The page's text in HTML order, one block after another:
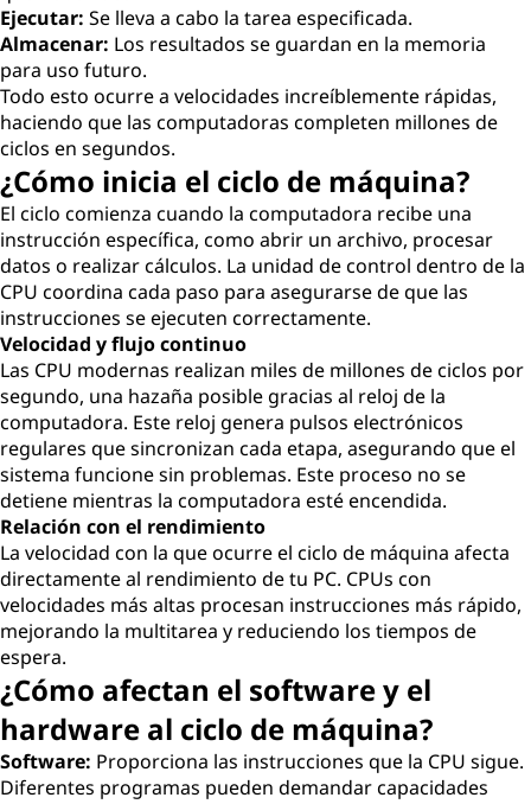
Ejecutar: Se lleva a cabo la tarea especificada.
Almacenar: Los resultados se guardan en la memoria
para uso futuro.
Todo esto ocurre a velocidades increíblemente rápidas,
haciendo que las computadoras completen millones de
ciclos en segundos.
¿Cómo inicia el ciclo de máquina?
El ciclo comienza cuando la computadora recibe una
instrucción específica, como abrir un archivo, procesar
datos o realizar cálculos. La unidad de control dentro de la
CPU coordina cada paso para asegurarse de que las
instrucciones se ejecuten correctamente.
Velocidad y flujo continuo
Las CPU modernas realizan miles de millones de ciclos por
segundo, una hazaña posible gracias al reloj de la
computadora. Este reloj genera pulsos electrónicos
regulares que sincronizan cada etapa, asegurando que el
sistema funcione sin problemas. Este proceso no se
detiene mientras la computadora esté encendida.
Relación con el rendimiento
La velocidad con la que ocurre el ciclo de máquina afecta
directamente al rendimiento de tu PC. CPUs con
velocidades más altas procesan instrucciones más rápido,
mejorando la multitarea y reduciendo los tiempos de
espera.
¿Cómo afectan el software y el
hardware al ciclo de máquina?
Software: Proporciona las instrucciones que la CPU sigue.
Diferentes programas pueden demandar capacidades